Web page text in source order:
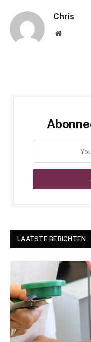
Chris
Website
LAATSTE BERICHTEN